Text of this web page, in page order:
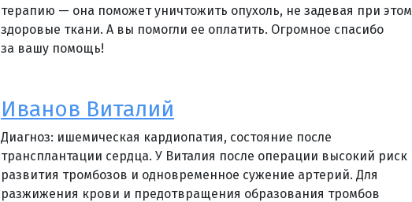
терапию — она поможет уничтожить опухоль, не задевая при этом
здоровые ткани. А вы помогли ее оплатить. Огромное спасибо
за вашу помощь!
Иванов Виталий
Диагноз: ишемическая кардиопатия, состояние после
трансплантации сердца. У Виталия после операции высокий риск
развития тромбозов и одновременное сужение артерий. Для
разжижения крови и предотвращения образования тромбов